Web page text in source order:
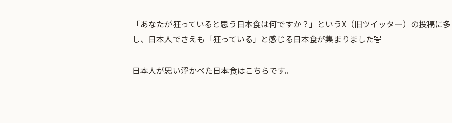
「あなたが狂っていると思う日本食は何ですか？」というX（旧ツイッター）の投稿に
し、日本人でさえも「狂っている」と感じる日本食が集まりました🤣
日本人が思い浮かべた日本食はこちらです。